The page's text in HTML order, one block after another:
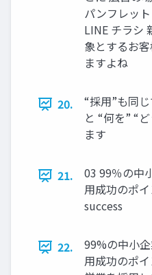
パンフレッ
LINE チラシ
象とするお
ますよね
20.
“採用”も同
と “何を” “
ます
21.
03 99％の中
用成功のポ
success
22.
99%の中小
用成功のポ